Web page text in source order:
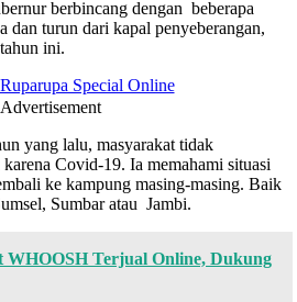
berbincang dengan beberapa
dan turun dari kapal penyeberangan,
ini.
Advertisement
yang lalu, masyarakat tidak
Covid-19. Ia memahami situasi
ke kampung masing-masing. Baik
Sumbar atau Jambi.
WHOOSH Terjual Online, Dukung